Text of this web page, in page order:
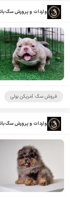
واردات و پرورش سگ
فروش سگ آمریکن بولی
واردات و پرورش سگ